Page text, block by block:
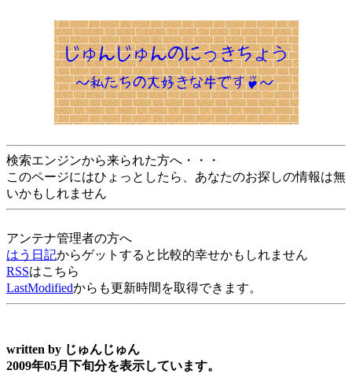
検索エンジンから来られた方へ・・・
このページにはひょっとしたら、あなたのお探しの情報は無
いかもしれません
アンテナ管理者の方へ
はう日記からゲットすると比較的幸せかもしれません
RSSはこちら
LastModifiedからも更新時間を取得できます。
written by じゅんじゅん
2009年05月下旬分を表示しています。